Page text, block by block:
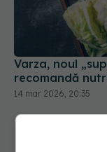
Varza, noul
recomandă
14 mar 2026, 20:35